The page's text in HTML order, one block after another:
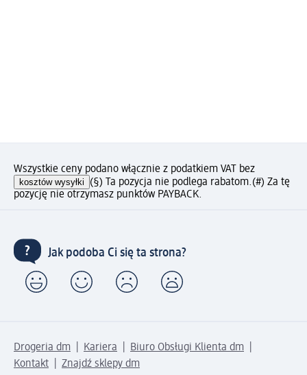
Wszystkie ceny podano włącznie z podatkiem VAT bez
kosztów wysyłki (§) Ta pozycja nie podlega rabatom.(#) Za tę
pozycję nie otrzymasz punktów PAYBACK.
Jak podoba Ci się ta strona?
Drogeria dm Kariera
Biuro Obsługi Klienta dm
Kontakt
Znajdź sklepy dm